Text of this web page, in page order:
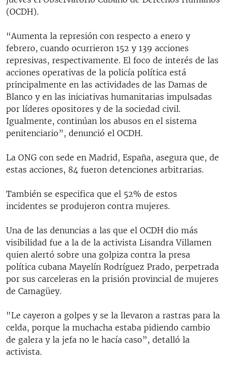
(OCDH).
“Aumenta la represión con respecto a enero y
febrero, cuando ocurrieron 152 y 139 acciones
represivas, respectivamente. El foco de interés de las
acciones operativas de la policía política está
principalmente en las actividades de las Damas de
Blanco y en las iniciativas humanitarias impulsadas
por líderes opositores y de la sociedad civil.
Igualmente, continúan los abusos en el sistema
penitenciario”, denunció el OCDH.
La ONG con sede en Madrid, España, asegura que, de
estas acciones, 84 fueron detenciones arbitrarias.
También se especifica que el 52% de estos
incidentes se produjeron contra mujeres.
Una de las denuncias a las que el OCDH dio más
visibilidad fue a la de la activista Lisandra Villamen
quien alertó sobre una golpiza contra la presa
política cubana Mayelín Rodríguez Prado, perpetrada
por sus carceleras en la prisión provincial de mujeres
de Camagüey.
"Le cayeron a golpes y se la llevaron a rastras para la
celda, porque la muchacha estaba pidiendo cambio
de galera y la jefa no le hacía caso”, detalló la
activista.